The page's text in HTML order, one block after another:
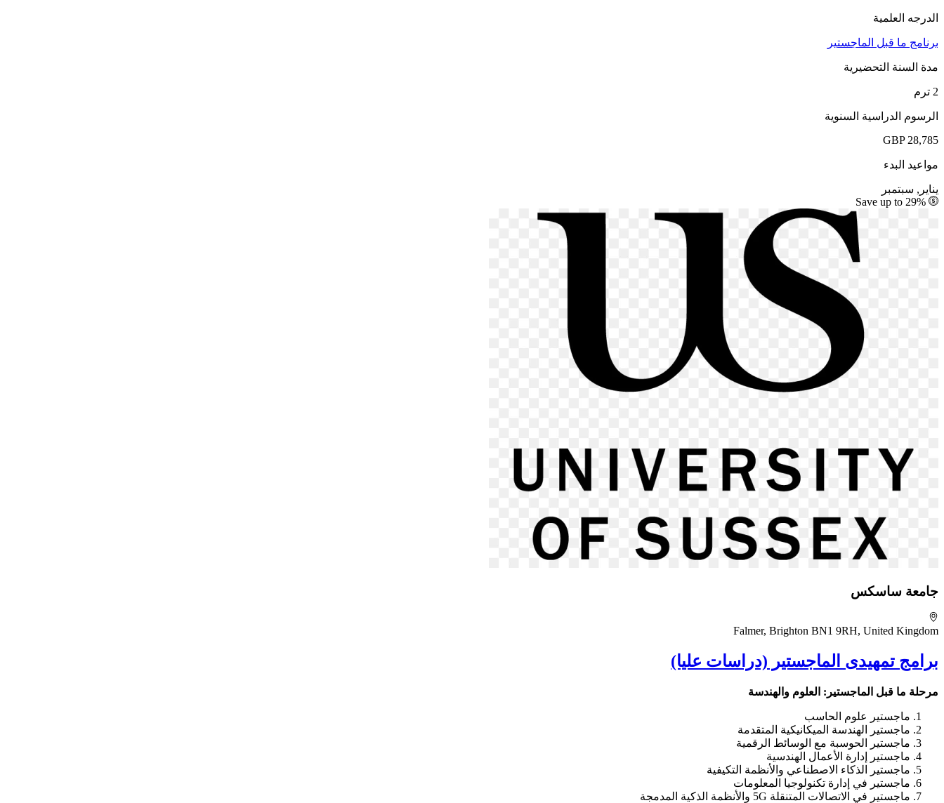
الدرجه العلمية
برنامج ما قبل الماجستير
مدة السنة التحضيرية
2 ترم
الرسوم الدراسية السنوية
GBP 28,785
مواعيد البدء
يناير, سبتمبر
جامعة ساسكس
Falmer, Brighton BN1 9RH, United Kingdom
برامج تمهيدى الماجستير (دراسات عليا)
مرحلة ما قبل الماجستير: العلوم والهندسة
ماجستير علوم الحاسب
ماجستير الهندسة الميكانيكية المتقدمة
ماجستير الحوسبة مع الوسائط الرقمية
ماجستير إدارة الأعمال الهندسية
ماجستير الذكاء الاصطناعي والأنظمة التكيفية
ماجستير في إدارة تكنولوجيا المعلومات
ماجستير في الاتصالات المتنقلة 5G والأنظمة الذكية المدمجة